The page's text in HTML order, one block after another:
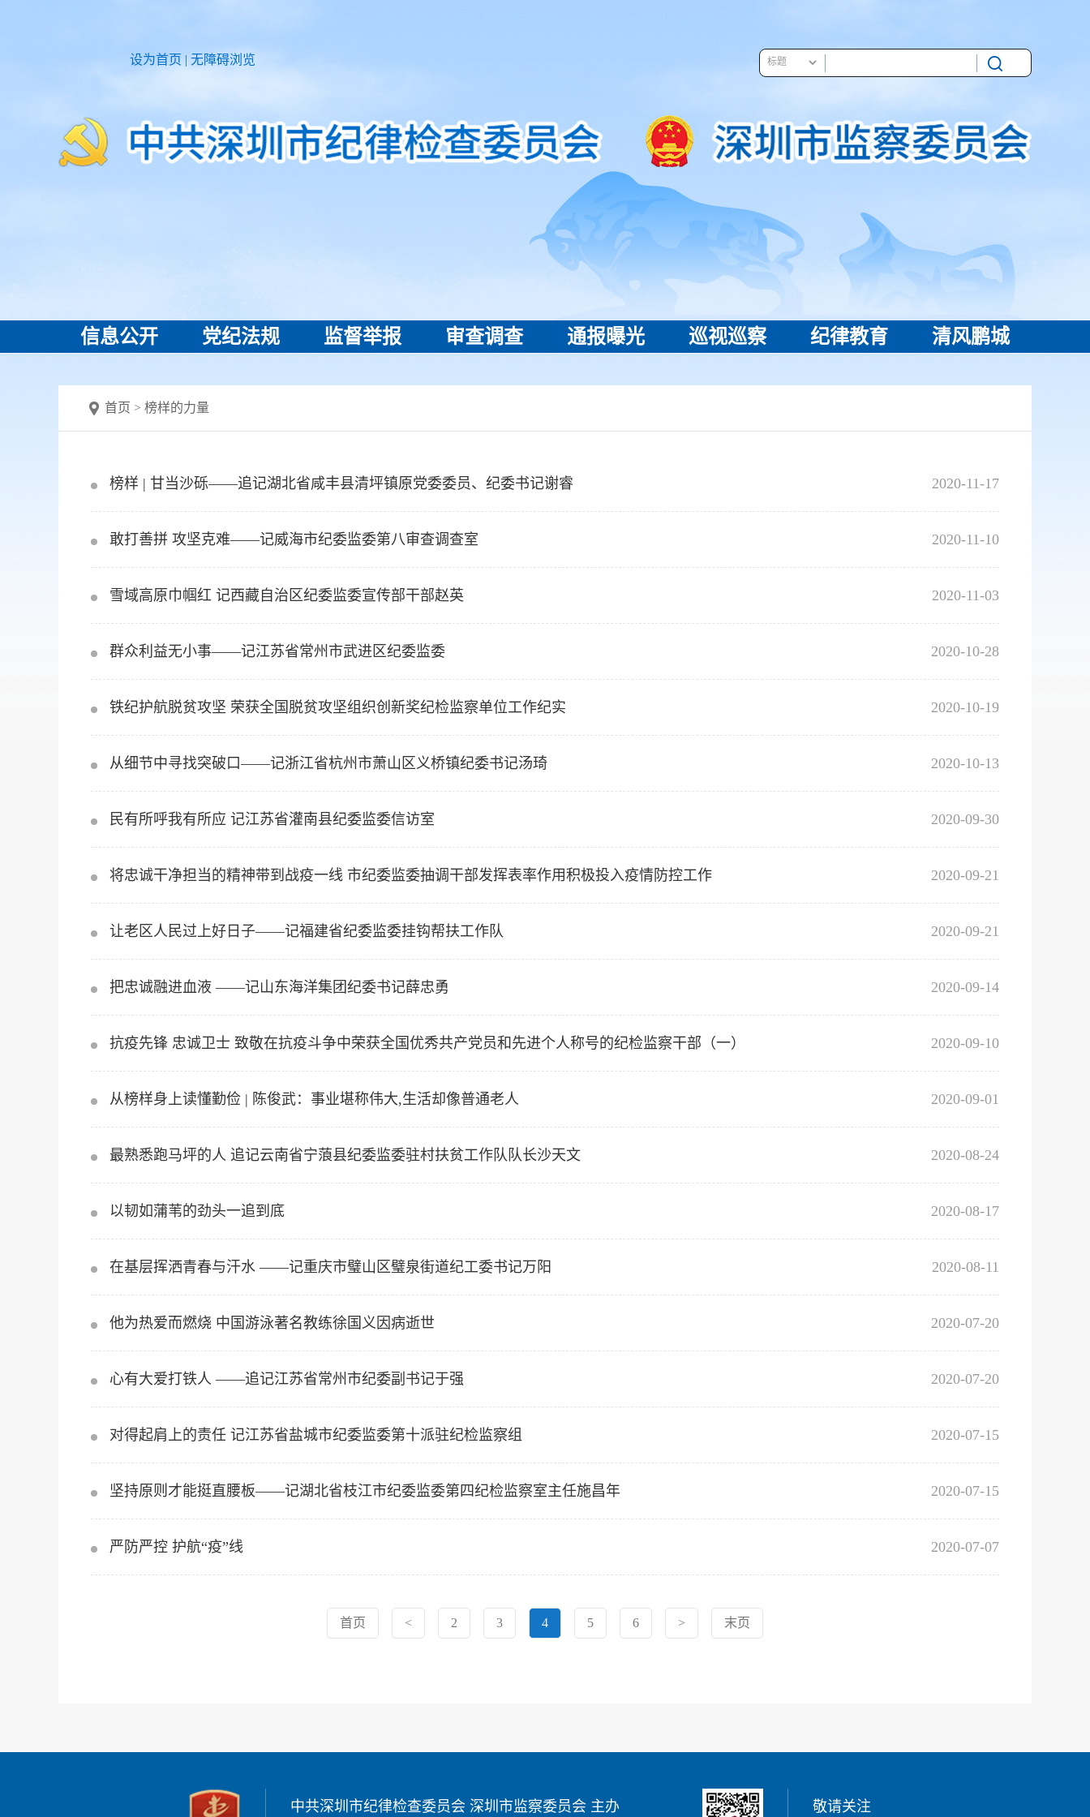
设为首页 | 无障碍浏览
信息公开 党纪法规 监督举报 审查调查 通报曝光 巡视巡察 纪律教育 清风鹏城
首页 > 榜样的力量
榜样 | 甘当沙砾——追记湖北省咸丰县清坪镇原党委委员、纪委书记谢睿 2020-11-17
敢打善拼 攻坚克难——记威海市纪委监委第八审查调查室 2020-11-10
雪域高原巾帼红 记西藏自治区纪委监委宣传部干部赵英 2020-11-03
群众利益无小事——记江苏省常州市武进区纪委监委 2020-10-28
铁纪护航脱贫攻坚 荣获全国脱贫攻坚组织创新奖纪检监察单位工作纪实 2020-10-19
从细节中寻找突破口——记浙江省杭州市萧山区义桥镇纪委书记汤琦 2020-10-13
民有所呼我有所应 记江苏省灌南县纪委监委信访室 2020-09-30
将忠诚干净担当的精神带到战疫一线 市纪委监委抽调干部发挥表率作用积极投入疫情防控工作 2020-09-21
让老区人民过上好日子——记福建省纪委监委挂钩帮扶工作队 2020-09-21
把忠诚融进血液 ——记山东海洋集团纪委书记薛忠勇 2020-09-14
抗疫先锋 忠诚卫士 致敬在抗疫斗争中荣获全国优秀共产党员和先进个人称号的纪检监察干部（一） 2020-09-10
从榜样身上读懂勤俭 | 陈俊武：事业堪称伟大,生活却像普通老人 2020-09-01
最熟悉跑马坪的人 追记云南省宁蒗县纪委监委驻村扶贫工作队队长沙天文 2020-08-24
以韧如蒲苇的劲头一追到底 2020-08-17
在基层挥洒青春与汗水 ——记重庆市璧山区璧泉街道纪工委书记万阳 2020-08-11
他为热爱而燃烧 中国游泳著名教练徐国义因病逝世 2020-07-20
心有大爱打铁人 ——追记江苏省常州市纪委副书记于强 2020-07-20
对得起肩上的责任 记江苏省盐城市纪委监委第十派驻纪检监察组 2020-07-15
坚持原则才能挺直腰板——记湖北省枝江市纪委监委第四纪检监察室主任施昌年 2020-07-15
严防严控 护航“疫”线 2020-07-07
首页 < 2 3 4 5 6 > 末页
中共深圳市纪律检查委员会 深圳市监察委员会 主办 敬请关注